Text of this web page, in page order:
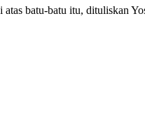
atas batu-batu itu, dituliskan